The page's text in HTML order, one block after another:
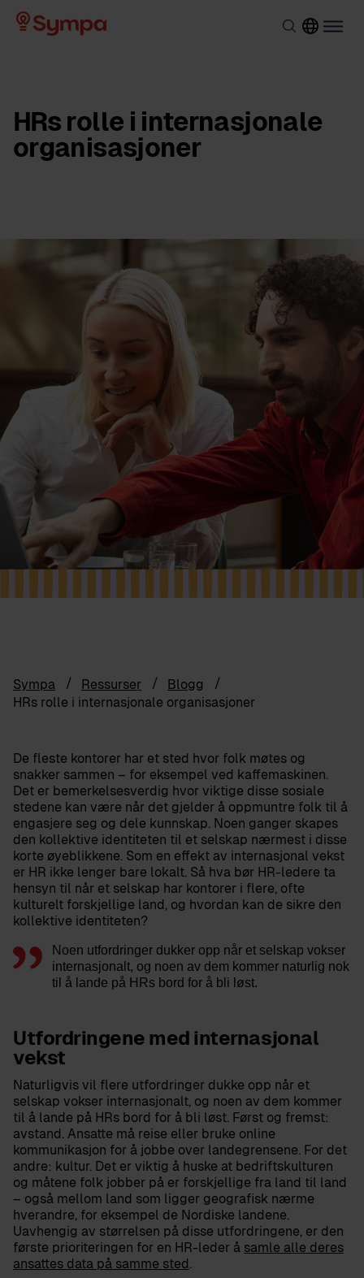
HRs rolle i internasjonale
organisasjoner
Sympa Ressurser
Blogg
HRs rolle i internasjonale organisasjoner
De fleste kontorer har et sted hvor folk møtes og
snakker sammen – for eksempel ved kaffemaskinen.
Det er bemerkelsesverdig hvor viktige disse sosiale
stedene kan være når det gjelder å oppmuntre folk til å
engasjere seg og dele kunnskap. Noen ganger skapes
den kollektive identiteten til et selskap nærmest i disse
korte øyeblikkene. Som en effekt av internasjonal vekst
er HR ikke lenger bare lokalt. Så hva bør HR-ledere ta
hensyn til når et selskap har kontorer i flere, ofte
kulturelt forskjellige land, og hvordan kan de sikre den
kollektive identiteten?
Noen utfordringer dukker opp når et selskap vokser
internasjonalt, og noen av dem kommer naturlig nok
til å lande på HRs bord for å bli løst.
Utfordringene med internasjonal
vekst
Naturligvis vil flere utfordringer dukke opp når et
selskap vokser internasjonalt, og noen av dem kommer
til å lande på HRs bord for å bli løst. Først og fremst:
avstand. Ansatte må reise eller bruke online
kommunikasjon for å jobbe over landegrensene. For det
andre: kultur. Det er viktig å huske at bedriftskulturen
og måtene folk jobber på er forskjellige fra land til land
– også mellom land som ligger geografisk nærme
hverandre, for eksempel de Nordiske landene.
Uavhengig av størrelsen på disse utfordringene, er den
første prioriteringen for en HR-leder å samle alle deres
ansattes data på samme sted.